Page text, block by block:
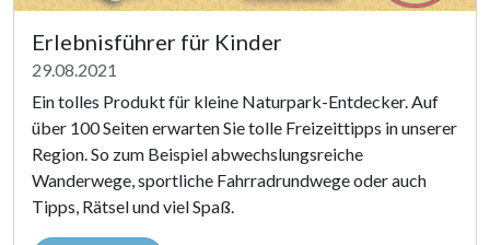
Erlebnisführer für Kinder
29.08.2021
Ein tolles Produkt für kleine Naturpark-Entdecker. Auf
über 100 Seiten erwarten Sie tolle Freizeittipps in unserer
Region. So zum Beispiel abwechslungsreiche
Wanderwege, sportliche Fahrradrundwege oder auch
Tipps, Rätsel und viel Spaß.